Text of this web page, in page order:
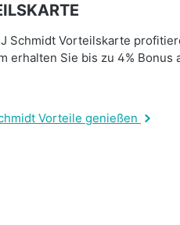
Schmidt Vorteilskarte
erhalten Sie bis zu 4% Bonus
Vorteile genießen